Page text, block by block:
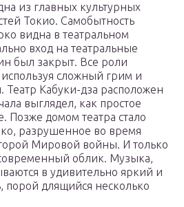
из главных культурных
Токио. Самобытность
видна в театральном
вход на театральные
был закрыт. Все роли
сложный грим и
Кабуки-дза расположен
выглядел, как простое
Позже домом театра стало
разрушенное во время
Мировой войны. И только
облик. Музыка,
в удивительно яркий и
порой длящийся несколько